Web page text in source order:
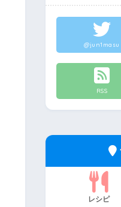
@jun1masu
RSS
レシピ